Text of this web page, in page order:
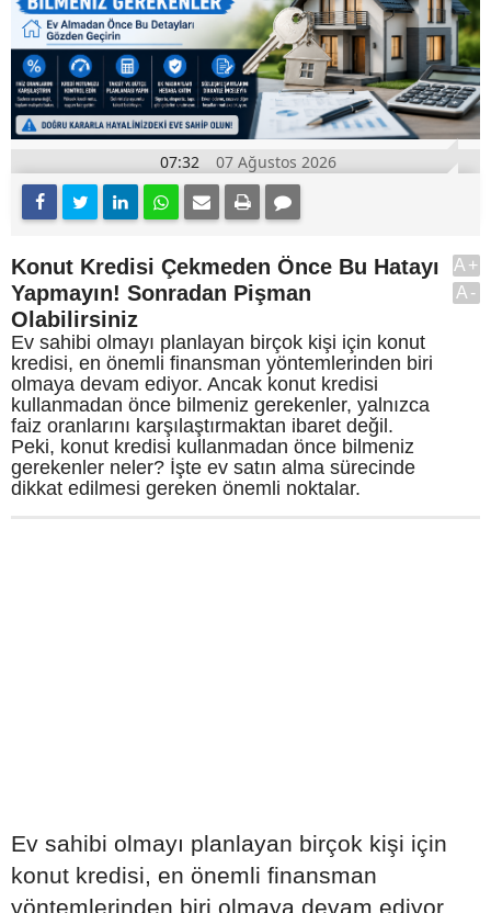
07:32 07 Ağustos 2026
Konut Kredisi Çekmeden Önce Bu Hatayı
Yapmayın! Sonradan Pişman
Olabilirsiniz
Ev sahibi olmayı planlayan birçok kişi için konut
kredisi, en önemli finansman yöntemlerinden biri
olmaya devam ediyor. Ancak konut kredisi
kullanmadan önce bilmeniz gerekenler, yalnızca
faiz oranlarını karşılaştırmaktan ibaret değil.
Peki, konut kredisi kullanmadan önce bilmeniz
gerekenler neler? İşte ev satın alma sürecinde
dikkat edilmesi gereken önemli noktalar.
A+
A-
Ev sahibi olmayı planlayan birçok kişi için
konut kredisi, en önemli finansman
yöntemlerinden biri olmaya devam ediyor.